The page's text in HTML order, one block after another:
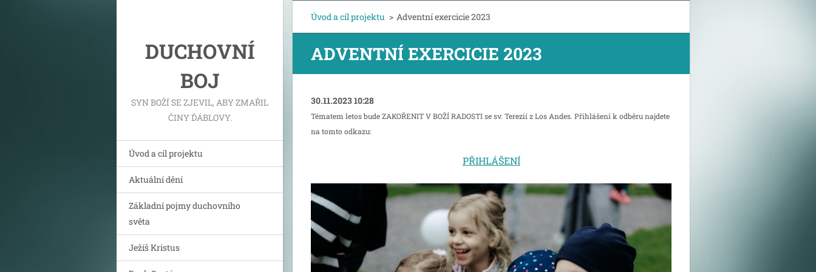
DUCHOVNÍ
BOJ
SYN BOŽÍ SE ZJEVIL, ABY ZMAŘIL
ČINY ĎÁBLOVY.
Úvod a cíl projektu
Aktuální dění
Základní pojmy duchovního
světa
Ježíš Kristus
Úvod a cíl projektu > Adventní exercicie 2023
ADVENTNÍ EXERCICIE 2023
30.11.2023 10:28
Tématem letos bude ZAKOŘENIT V BOŽÍ RADOSTI se sv. Terezií z Los Andes. Přihlášení k odběru najdete
na tomto odkazu:
PŘIHLÁŠENÍ